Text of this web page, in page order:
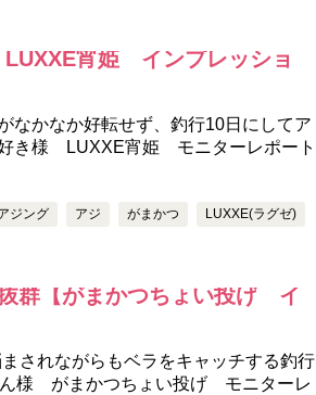
LUXXE宵姫 インプレッショ
なかなか好転せず、釣行10日にしてア
き様 LUXXE宵姫 モニターレポート
ジング アジ がまかつ LUXXE(ラグゼ)
群【がまかつちょい投げ イ
されながらもベラをキャッチする釣行
ん様 がまかつちょい投げ モニターレ